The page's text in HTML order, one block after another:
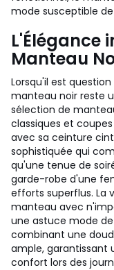
mode susceptible
L'Élégance
Manteau
Lorsqu'il est
manteau noir reste
sélection de
classiques et
avec sa ceinture
sophistiquée qui
qu'une tenue de
garde-robe d'une
efforts superflus. La
manteau avec
une astuce mode de
combinant une
ample, garantissant
confort lors des